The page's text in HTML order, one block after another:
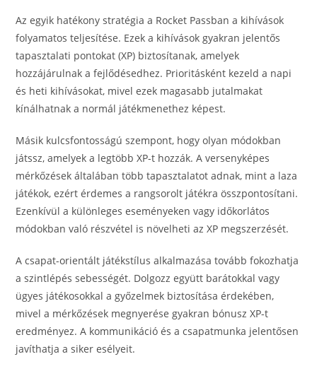
Az egyik hatékony stratégia a Rocket Passban a kihívások
folyamatos teljesítése. Ezek a kihívások gyakran jelentős
tapasztalati pontokat (XP) biztosítanak, amelyek
hozzájárulnak a fejlődésedhez. Prioritásként kezeld a napi
és heti kihívásokat, mivel ezek magasabb jutalmakat
kínálhatnak a normál játékmenethez képest.
Másik kulcsfontosságú szempont, hogy olyan módokban
játssz, amelyek a legtöbb XP-t hozzák. A versenyképes
mérkőzések általában több tapasztalatot adnak, mint a laza
játékok, ezért érdemes a rangsorolt játékra összpontosítani.
Ezenkívül a különleges eseményeken vagy időkorlátos
módokban való részvétel is növelheti az XP megszerzését.
A csapat-orientált játékstílus alkalmazása tovább fokozhatja
a szintlépés sebességét. Dolgozz együtt barátokkal vagy
ügyes játékosokkal a győzelmek biztosítása érdekében,
mivel a mérkőzések megnyerése gyakran bónusz XP-t
eredményez. A kommunikáció és a csapatmunka jelentősen
javíthatja a siker esélyeit.